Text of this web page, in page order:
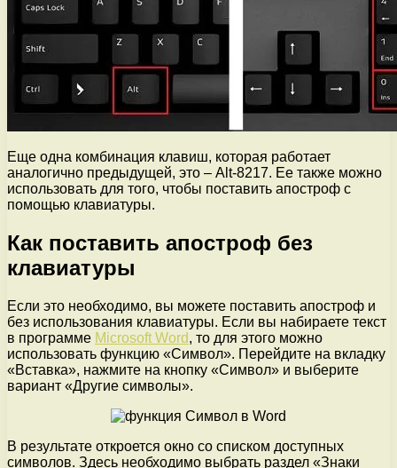
Еще одна комбинация клавиш, которая работает
аналогично предыдущей, это – Alt-8217. Ее также можно
использовать для того, чтобы поставить апостроф с
помощью клавиатуры.
Как поставить апостроф без
клавиатуры
Если это необходимо, вы можете поставить апостроф и
без использования клавиатуры. Если вы набираете текст
в программе Microsoft Word, то для этого можно
использовать функцию «Символ». Перейдите на вкладку
«Вставка», нажмите на кнопку «Символ» и выберите
вариант «Другие символы».
В результате откроется окно со списком доступных
символов. Здесь необходимо выбрать раздел «Знаки